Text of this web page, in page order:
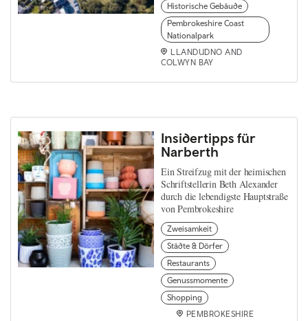
Historische Gebäude
Pembrokeshire Coast
Nationalpark
LLANDUDNO AND
COLWYN BAY
Insidertipps für
Narberth
Ein Streifzug mit der heimischen
Schriftstellerin Beth Alexander
durch die lebendigste Hauptstraße
von Pembrokeshire
Zweisamkeit
Städte & Dörfer
Restaurants
Genussmomente
Shopping
PEMBROKESHIRE